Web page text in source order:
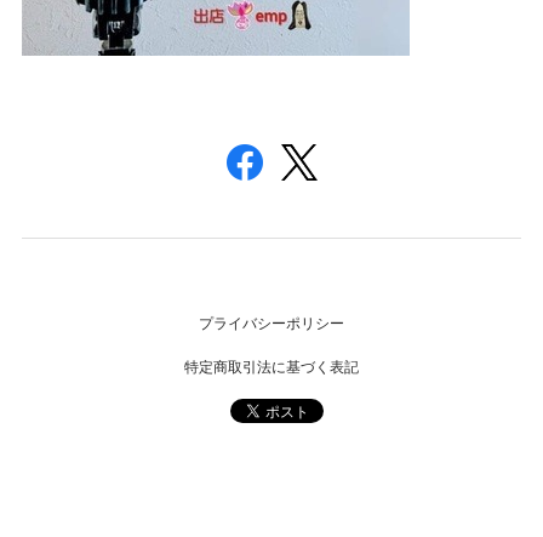
プライバシーポリシー
特定商取引法に基づく表記